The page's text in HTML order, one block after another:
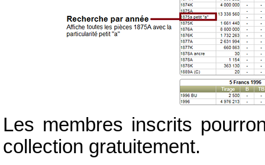
Les membres inscrits
collection gratuitement.